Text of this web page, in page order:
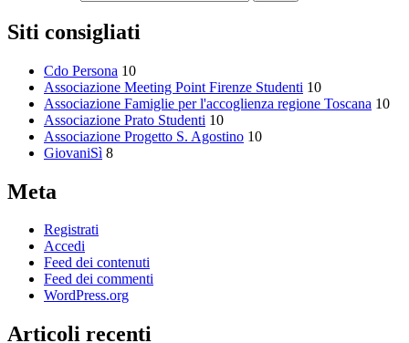
Siti consigliati
Cdo Persona 10
Associazione Meeting Point Firenze Studenti 10
Associazione Famiglie per l'accoglienza regione Toscana 10
Associazione Prato Studenti 10
Associazione Progetto S. Agostino 10
GiovaniSì 8
Meta
Registrati
Accedi
Feed dei contenuti
Feed dei commenti
WordPress.org
Articoli recenti